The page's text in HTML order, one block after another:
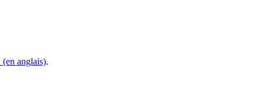
anglais).